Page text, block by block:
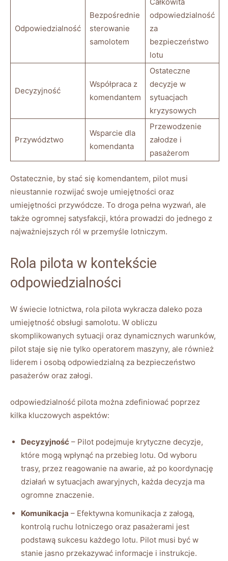
Odpowiedzialność
Bezpośrednie
sterowanie
samolotem
odpowiedzialność
za
bezpieczeństwo
lotu
Decyzyjność
Współpraca z
komendantem
Ostateczne
decyzje w
sytuacjach
kryzysowych
Przywództwo
Wsparcie dla
komendanta
Przewodzenie
załodze i
pasażerom
Ostatecznie, by stać się komendantem, pilot musi
nieustannie rozwijać swoje umiejętności oraz
umiejętności przywódcze. To droga pełna wyzwań, ale
także ogromnej satysfakcji, która prowadzi do jednego z
najważniejszych ról w przemyśle lotniczym.
Rola pilota w kontekście
odpowiedzialności
W świecie lotnictwa, rola pilota wykracza daleko poza
umiejętność obsługi samolotu. W obliczu
skomplikowanych sytuacji oraz dynamicznych warunków,
pilot staje się nie tylko operatorem maszyny, ale również
liderem i osobą odpowiedzialną za bezpieczeństwo
pasażerów oraz załogi.
odpowiedzialność pilota można zdefiniować poprzez
kilka kluczowych aspektów:
Decyzyjność – Pilot podejmuje krytyczne decyzje,
które mogą wpłynąć na przebieg lotu. Od wyboru
trasy, przez reagowanie na awarie, aż po koordynację
działań w sytuacjach awaryjnych, każda decyzja ma
ogromne znaczenie.
Komunikacja – Efektywna komunikacja z załogą,
kontrolą ruchu lotniczego oraz pasażerami jest
podstawą sukcesu każdego lotu. Pilot musi być w
stanie jasno przekazywać informacje i instrukcje.